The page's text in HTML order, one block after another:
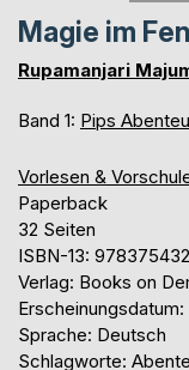
Magie im
Rupamanjari
Band 1: Pips
Vorlesen &
Paperback
32 Seiten
ISBN-13:
Verlag: Books on
Erscheinungsdatum:
Sprache: Deutsch
Schlagworte: